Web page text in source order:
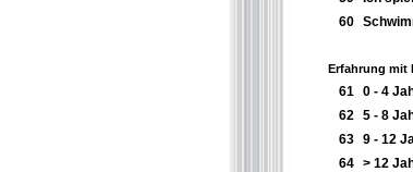
60
Erfahrung mit
61 0 - 4
62 5 - 8
63 9 - 12
64 > 12